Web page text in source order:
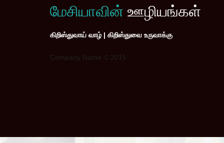
மேசியாவின் ஊழியங்கள்
கிறிஸ்துவாய் வாழ் | கிறிஸ்துவை உருவாக்கு
Company Name © 2015